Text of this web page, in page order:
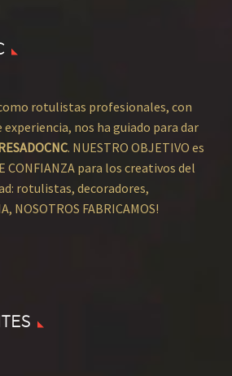
rotulistas profesionales, con
experiencia, nos ha guiado para dar
. NUESTRO OBJETIVO es
CONFIANZA para los creativos del
rotulistas, decoradores,
NOSOTROS FABRICAMOS!